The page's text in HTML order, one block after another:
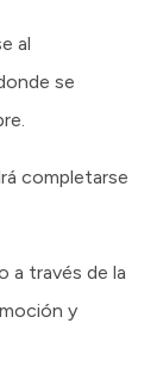
al
se
completarse
a través de la
y